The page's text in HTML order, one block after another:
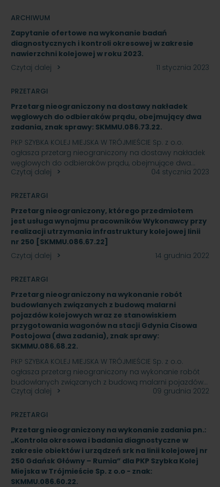
ARCHIWUM
Zapytanie ofertowe na wykonanie badań
diagnostycznych i kontroli okresowej w zakresie
nawierzchni kolejowej w roku 2023.
Czytaj dalej
11 stycznia 2023
PRZETARGI
Przetarg nieograniczony na dostawy nakładek
węglowych do odbieraków prądu, obejmujący dwa
zadania, znak sprawy: SKMMU.086.73.22.
PKP SZYBKA KOLEJ MIEJSKA W TRÓJMIEŚCIE Sp. z o.o.
ogłasza przetarg nieograniczony na dostawy nakładek
węglowych do odbieraków prądu, obejmujące dwa…
Czytaj dalej
04 stycznia 2023
PRZETARGI
Przetarg nieograniczony, którego przedmiotem
jest usługa wynajmu pracowników Wykonawcy przy
realizacji utrzymania infrastruktury kolejowej linii
nr 250 [SKMMU.086.67.22]
Czytaj dalej
14 grudnia 2022
PRZETARGI
Przetarg nieograniczony na wykonanie robót
budowlanych związanych z budową malarni
pojazdów kolejowych wraz ze stanowiskiem
przygotowania wagonów na stacji Gdynia Cisowa
Postojowa (dwa zadania), znak sprawy:
SKMMU.086.68.22.
PKP SZYBKA KOLEJ MIEJSKA W TRÓJMIEŚCIE Sp. z o.o.
ogłasza przetarg nieograniczony na wykonanie robót
budowlanych związanych z budową malarni pojazdów…
Czytaj dalej
09 grudnia 2022
PRZETARGI
Przetarg nieograniczony na wykonanie zadania pn.:
„Kontrola okresowa i badania diagnostyczne w
zakresie obiektów i urządzeń srk na linii kolejowej nr
250 Gdańsk Główny – Rumia” dla PKP Szybka Kolej
Miejska w Trójmieście Sp. z o.o - znak:
SKMMU.086.60.22.